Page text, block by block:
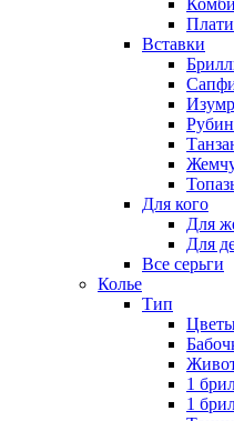
Вставки
Для кого
Для
Для
Все серьги
Колье
Тип
1
1